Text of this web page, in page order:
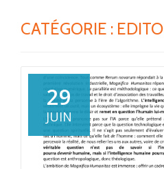
CATÉGORIE : EDITO
29
JUIN